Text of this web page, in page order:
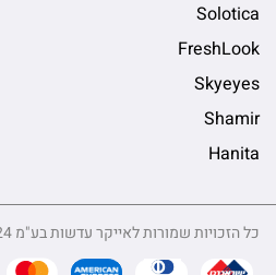
Solotica
FreshLook
Skyeyes
Shamir
Hanita
כל הזכויות שמורות לאייקר עדשות בע"מ 2024 © || 03-6055506